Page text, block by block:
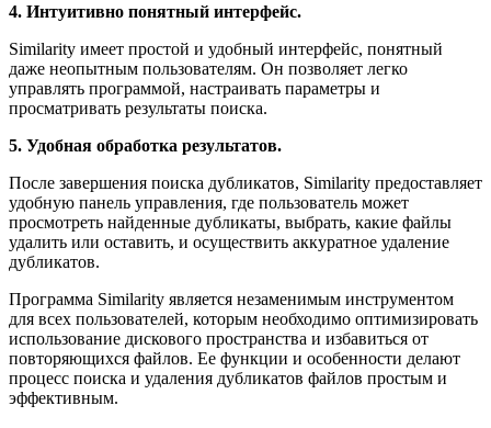
4. Интуитивно понятный интерфейс.
Similarity имеет простой и удобный интерфейс, понятный
даже неопытным пользователям. Он позволяет легко
управлять программой, настраивать параметры и
просматривать результаты поиска.
5. Удобная обработка результатов.
После завершения поиска дубликатов, Similarity предоставляет
удобную панель управления, где пользователь может
просмотреть найденные дубликаты, выбрать, какие файлы
удалить или оставить, и осуществить аккуратное удаление
дубликатов.
Программа Similarity является незаменимым инструментом
для всех пользователей, которым необходимо оптимизировать
использование дискового пространства и избавиться от
повторяющихся файлов. Ее функции и особенности делают
процесс поиска и удаления дубликатов файлов простым и
эффективным.